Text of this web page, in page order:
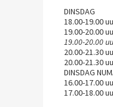
DINSDAG
18.00-
19.00-
19.00-
DINSDAG
16.00-